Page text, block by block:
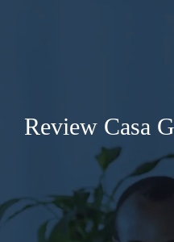
Review Casa